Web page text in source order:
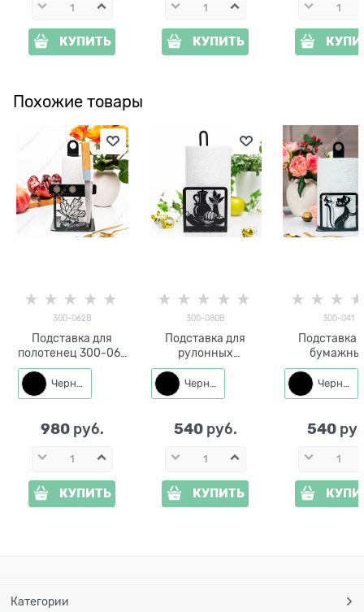
КУПИТЬ КУПИТЬ
Похожие товары
300-062B
Подставка для
полотенец 300-062
с магнитным
держателем ножей
Черный
980 руб.
КУПИТЬ
300-080B
Подставка для
рулонных
полотенец Кухня
300-080 металл
Черный
540 руб.
КУПИТЬ
300-041
Подставка
полотенец
кухни 300-
металл
Черный
540
Категории